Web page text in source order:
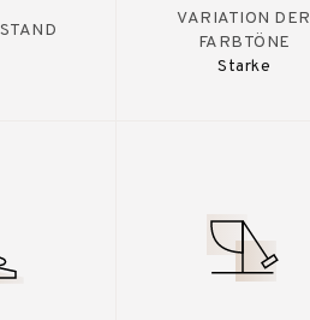
VARIATION DER
FARBTÖNE
Starke